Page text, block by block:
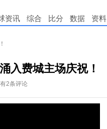
资讯 综合 比分 数据 资料
入费城主场庆祝！
2条评论